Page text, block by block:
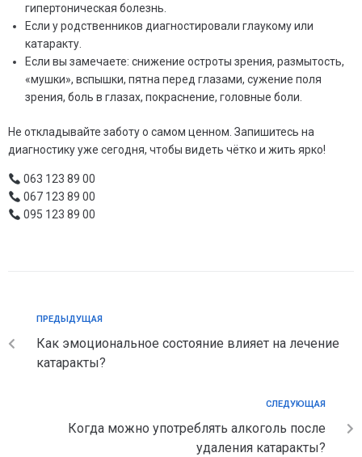
гипертоническая болезнь.
Если у родственников диагностировали глаукому или
катаракту.
Если вы замечаете: снижение остроты зрения, размытость,
«мушки», вспышки, пятна перед глазами, сужение поля
зрения, боль в глазах, покраснение, головные боли.
Не откладывайте заботу о самом ценном. Запишитесь на
диагностику уже сегодня, чтобы видеть чётко и жить ярко!
063 123 89 00
067 123 89 00
095 123 89 00
ПРЕДЫДУЩАЯ
Как эмоциональное состояние влияет на лечение
катаракты?
СЛЕДУЮЩАЯ
Когда можно употреблять алкоголь после
удаления катаракты?